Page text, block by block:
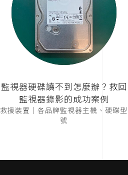
監視器硬碟讀不到怎麼辦？救回
監視器錄影的成功案例
救援裝置｜各品牌監視器主機、硬碟型
號